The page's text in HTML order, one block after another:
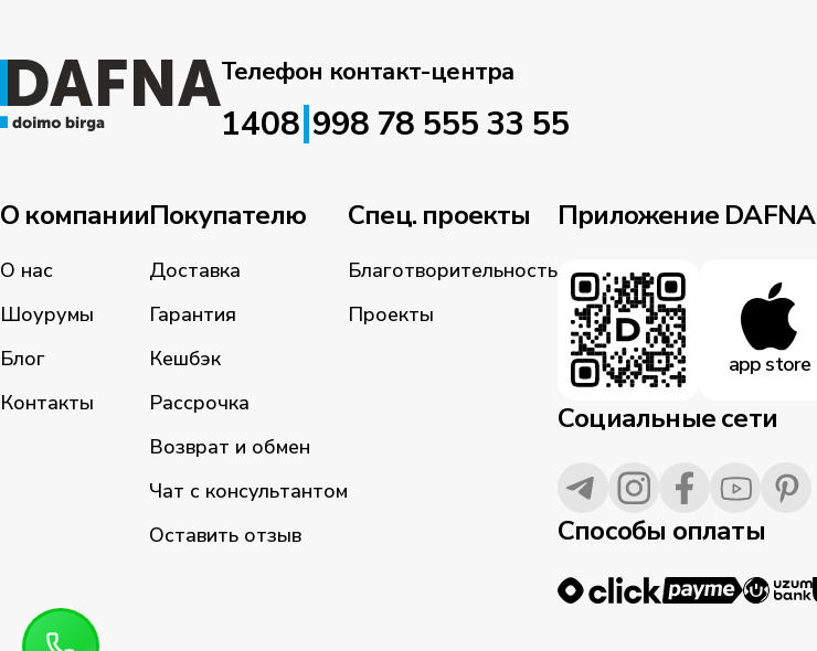
Телефон контакт-центра
1408|998 78 555 33 55
О компании
О нас
Шоурумы
Блог
Контакты
Покупателю
Доставка
Гарантия
Кешбэк
Рассрочка
Возврат и обмен
Чат с консультантом
Оставить отзыв
Спец. проекты
Благотворительность
Проекты
Приложение DAFNA
app store
Социальные сети
Способы оплаты